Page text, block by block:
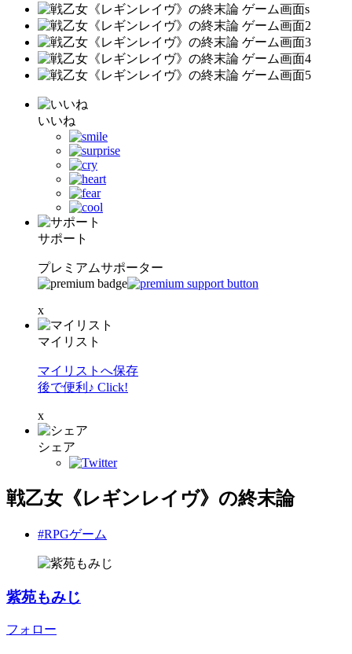
いいね
サポート
プレミアムサポーター
x
マイリスト
マイリストへ保存
後で便利♪ Click!
x
シェア
戦乙女《レギンレイヴ》の終末論
#RPGゲーム
紫苑もみじ
フォロー